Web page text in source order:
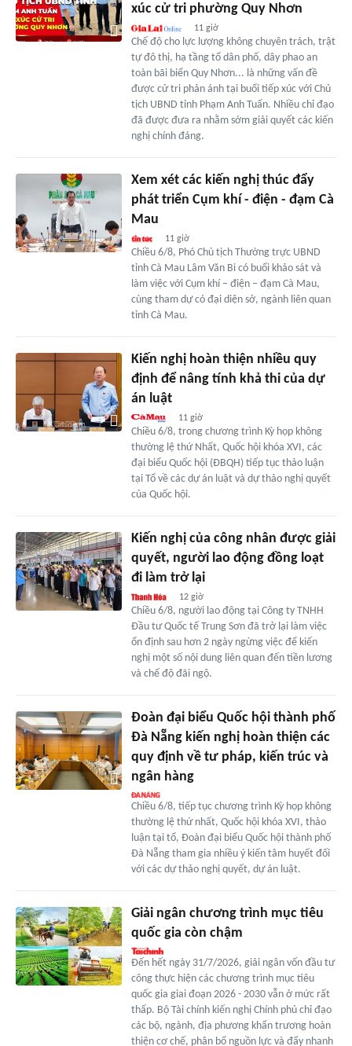
xúc cử tri phường Quy Nhơn
11 giờ
Chế độ cho lực lượng không chuyên trách, trật
tự đô thị, hạ tầng tổ dân phố, dây phao an
toàn bãi biển Quy Nhơn... là những vấn đề
được cử tri phản ánh tại buổi tiếp xúc với Chủ
tịch UBND tỉnh Phạm Anh Tuấn. Nhiều chỉ đạo
đã được đưa ra nhằm sớm giải quyết các kiến
nghị chính đáng.
Xem xét các kiến nghị thúc đẩy
phát triển Cụm khí - điện - đạm Cà
Mau
11 giờ
Chiều 6/8, Phó Chủ tịch Thường trực UBND
tỉnh Cà Mau Lâm Văn Bi có buổi khảo sát và
làm việc với Cụm khí – điện – đạm Cà Mau,
cùng tham dự có đại diện sở, ngành liên quan
tỉnh Cà Mau.
Kiến nghị hoàn thiện nhiều quy
định để nâng tính khả thi của dự
án luật
11 giờ
Chiều 6/8, trong chương trình Kỳ họp không
thường lệ thứ Nhất, Quốc hội khóa XVI, các
đại biểu Quốc hội (ĐBQH) tiếp tục thảo luận
tại Tổ về các dự án luật và dự thảo nghị quyết
của Quốc hội.
Kiến nghị của công nhân được giải
quyết, người lao động đồng loạt
đi làm trở lại
12 giờ
Chiều 6/8, người lao động tại Công ty TNHH
Đầu tư Quốc tế Trung Sơn đã trở lại làm việc
ổn định sau hơn 2 ngày ngừng việc để kiến
nghị một số nội dung liên quan đến tiền lương
và chế độ đãi ngộ.
Đoàn đại biểu Quốc hội thành phố
Đà Nẵng kiến nghị hoàn thiện các
quy định về tư pháp, kiến trúc và
ngân hàng
Chiều 6/8, tiếp tục chương trình Kỳ họp không
thường lệ thứ nhất, Quốc hội khóa XVI, thảo
luận tại tổ, Đoàn đại biểu Quốc hội thành phố
Đà Nẵng tham gia nhiều ý kiến tâm huyết đối
với các dự thảo nghị quyết, dự án luật.
Giải ngân chương trình mục tiêu
quốc gia còn chậm
Đến hết ngày 31/7/2026, giải ngân vốn đầu tư
công thực hiện các chương trình mục tiêu
quốc gia giai đoạn 2026 - 2030 vẫn ở mức rất
thấp. Bộ Tài chính kiến nghị Chính phủ chỉ đạo
các bộ, ngành, địa phương khẩn trương hoàn
thiện cơ chế, phân bổ nguồn lực và đẩy nhanh